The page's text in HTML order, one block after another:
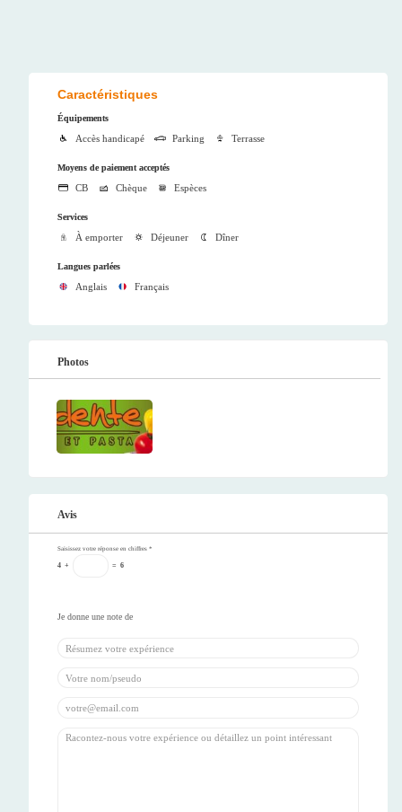
Caractéristiques
Équipements
Accès handicapé Parking Terrasse
Moyens de paiement acceptés
CB Chèque Espèces
Services
À emporter Déjeuner Dîner
Langues parlées
Anglais Français
Photos
Avis
Saisissez votre réponse en chiffres *
4 + = 6